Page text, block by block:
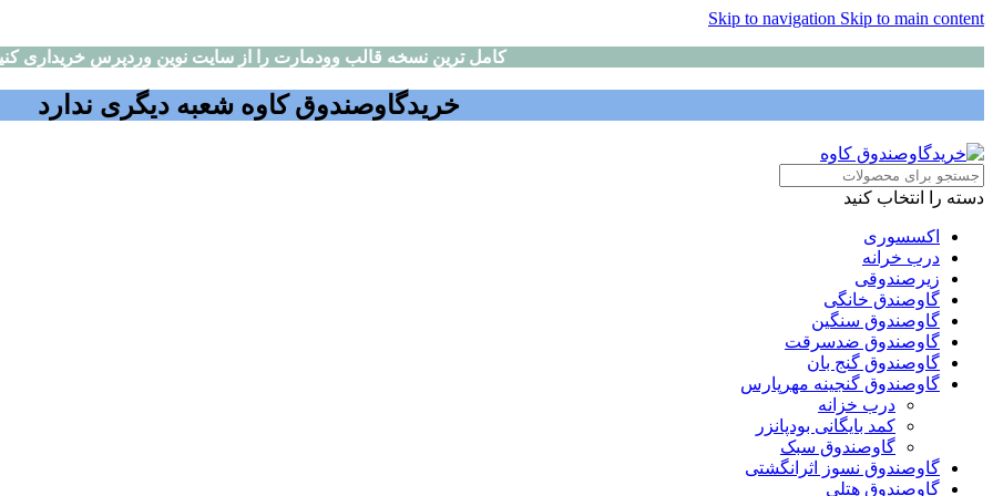
Skip to navigation Skip to main content
کامل ترین نسخه قالب وودمارت را از سایت نوین وردپرس خریداری
خریدگاوصندوق کاوه شعبه دیگری ندارد
دسته را انتخاب کنید
اکسسوری
درب خرانه
زیرصندوقی
گاوصندق خانگی
گاوصندوق سنگین
گاوصندوق ضدسرقت
گاوصندوق گنج بان
گاوصندوق گنجینه مهرپارس
درب خزانه
کمد بایگانی بودپانزر
گاوصندوق سبک
گاوصندوق نسوز اثرانگشتی
گاوصندوق هتلی